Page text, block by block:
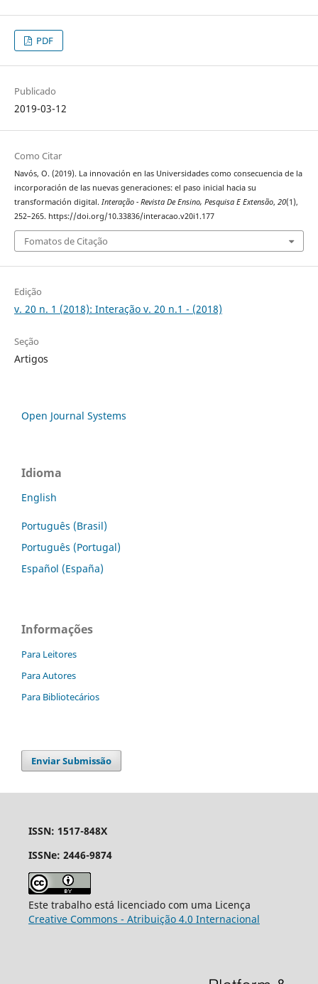
PDF
Publicado
2019-03-12
Como Citar
Navós, O. (2019). La innovación en las Universidades como consecuencia de la
incorporación de las nuevas generaciones: el paso inicial hacia su
transformación digital. Interação - Revista De Ensino, Pesquisa E Extensão, 20(1),
252–265. https://doi.org/10.33836/interacao.v20i1.177
Fomatos de Citação
Edição
v. 20 n. 1 (2018): Interação v. 20 n.1 - (2018)
Seção
Artigos
Open Journal Systems
Idioma
English
Português (Brasil)
Português (Portugal)
Español (España)
Informações
Para Leitores
Para Autores
Para Bibliotecários
Enviar Submissão
ISSN: 1517-848X
ISSNe: 2446-9874
Este trabalho está licenciado com uma Licença
Creative Commons - Atribuição 4.0 Internacional